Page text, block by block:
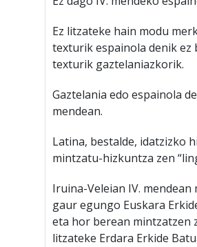
Ez litzateke hain modu
texturik espainola denik ez
texturik gaztelaniazkorik.
Gaztelania edo espainola
mendean.
Latina, bestalde, idatzizko
mintzatu-hizkuntza zen
Iruina-Veleian IV.
gaur egungo Euskara
eta hor berean mintzatzen
litzateke Erdara Erkide